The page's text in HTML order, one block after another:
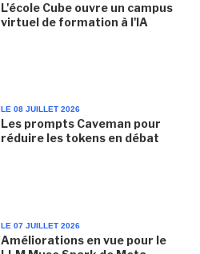
L'école Cube ouvre un campus
virtuel de formation à l'IA
LE 08 JUILLET 2026
Les prompts Caveman pour
réduire les tokens en débat
LE 07 JUILLET 2026
Améliorations en vue pour le